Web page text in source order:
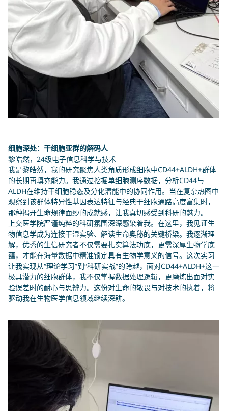
细胞深处：干细胞亚群的解码人
黎皓然，24级电子信息科学与技术
我是黎皓然，我的研究聚焦人类角质形成细胞中CD44+ALDH+群体
的长期再填充能力。我通过挖掘单细胞测序数据，分析CD44与
ALDH在维持干细胞稳态及分化潜能中的协同作用。当在复杂热图中
观察到该群体特异性基因表达特征与经典干细胞通路高度富集时，
那种揭开生命规律面纱的成就感，让我真切感受到科研的魅力。
上交医学院严谨纯粹的科研氛围深深感染着我。在这里，我见证生
物信息学成为连接干湿实验、解读生命奥秘的关键桥梁。我逐渐理
解，优秀的生信研究者不仅需要扎实算法功底，更需深厚生物学底
蕴，才能在海量数据中精准锁定具有生物学意义的信号。这次实习
让我实现从“理论学习”到“科研实战”的跨越，面对CD44+ALDH+这一
极具潜力的细胞群体，我不仅掌握数据处理逻辑，更磨炼出面对实
验误差时的耐心与思辨力。这份对生命的敬畏与对技术的执着，将
驱动我在生物医学信息领域继续深耕。
你在寻找什么？
Search